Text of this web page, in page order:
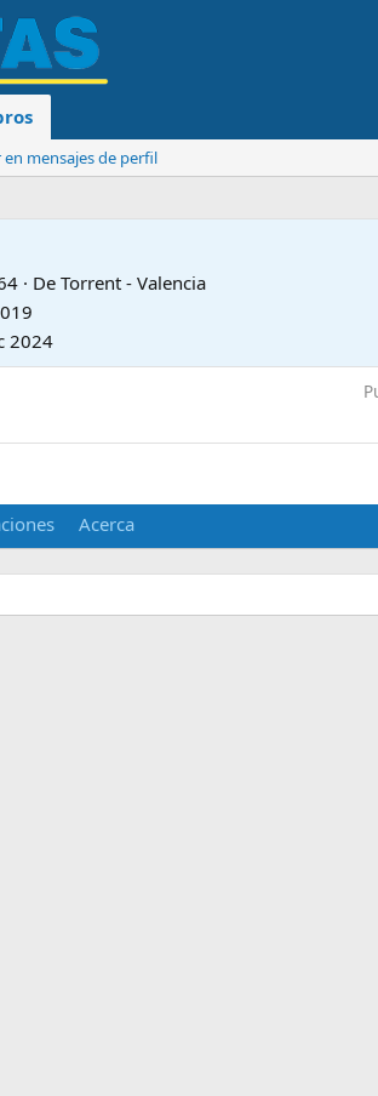
en mensajes de perfil
· De Torrent - Valencia
2024
Acerca